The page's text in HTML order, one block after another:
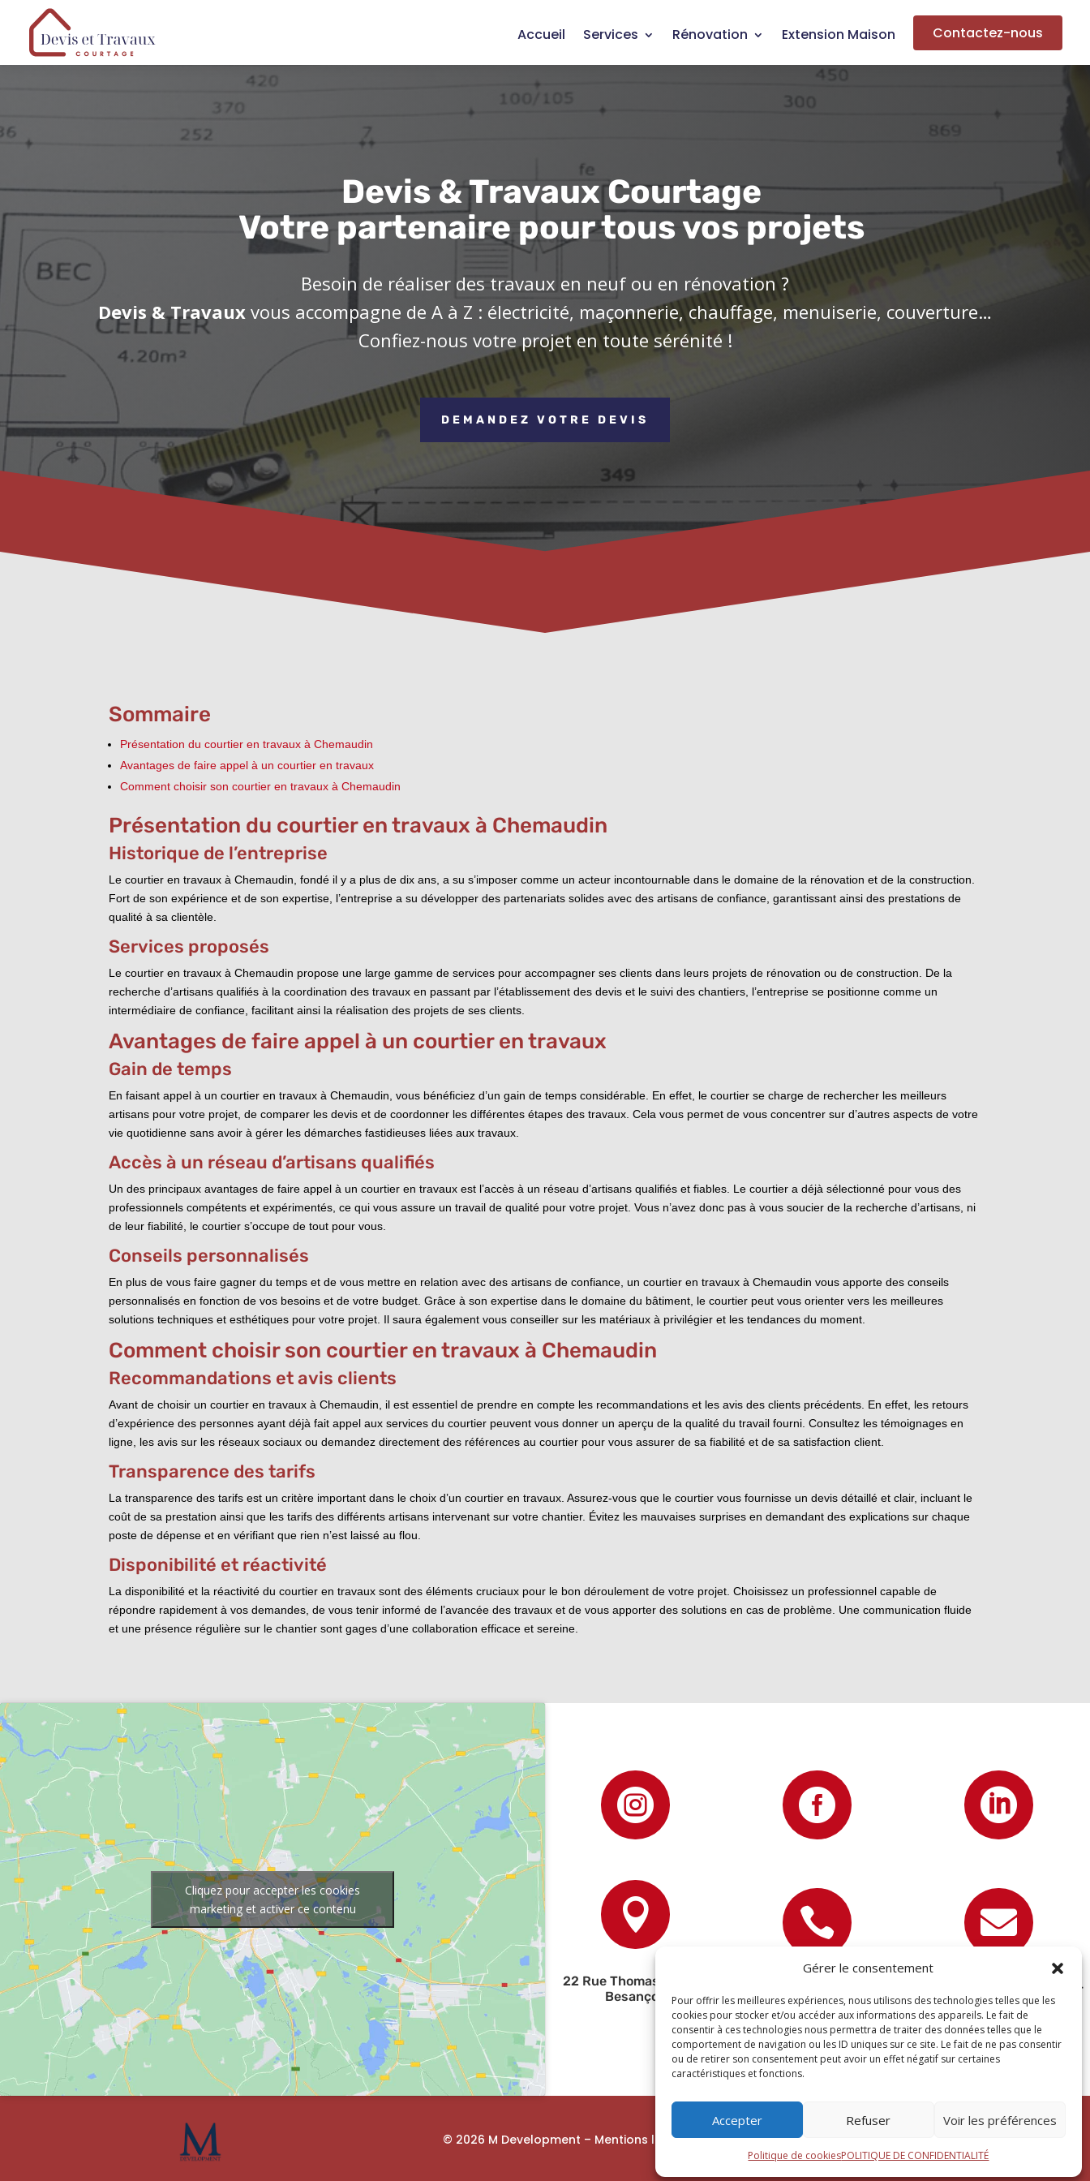
Gérer le consentement
Pour offrir les meilleures expériences, nous utilisons des technologies telles que les
cookies pour stocker et/ou accéder aux informations des appareils. Le fait de
consentir à ces technologies nous permettra de traiter des données telles que le
comportement de navigation ou les ID uniques sur ce site. Le fait de ne pas consentir
ou de retirer son consentement peut avoir un effet négatif sur certaines
caractéristiques et fonctions.
Accepter Refuser Voir les préférences
Politique de cookiesPOLITIQUE DE CONFIDENTIALITÉ
Accueil Services Rénovation Extension Maison Contactez-nous
Devis & Travaux Courtage
Votre partenaire pour tous vos projets
Besoin de réaliser des travaux en neuf ou en rénovation ?
Devis & Travaux vous accompagne de A à Z : électricité, maçonnerie, chauffage, menuiserie, couverture…
Confiez-nous votre projet en toute sérénité !
DEMANDEZ VOTRE DEVIS
Sommaire
Présentation du courtier en travaux à Chemaudin
Avantages de faire appel à un courtier en travaux
Comment choisir son courtier en travaux à Chemaudin
Présentation du courtier en travaux à Chemaudin
Historique de l’entreprise
Le courtier en travaux à Chemaudin, fondé il y a plus de dix ans, a su s’imposer comme un acteur incontournable dans le domaine de la rénovation et de la construction.
Fort de son expérience et de son expertise, l’entreprise a su développer des partenariats solides avec des artisans de confiance, garantissant ainsi des prestations de
qualité à sa clientèle.
Services proposés
Le courtier en travaux à Chemaudin propose une large gamme de services pour accompagner ses clients dans leurs projets de rénovation ou de construction. De la
recherche d’artisans qualifiés à la coordination des travaux en passant par l’établissement des devis et le suivi des chantiers, l’entreprise se positionne comme un
intermédiaire de confiance, facilitant ainsi la réalisation des projets de ses clients.
Avantages de faire appel à un courtier en travaux
Gain de temps
En faisant appel à un courtier en travaux à Chemaudin, vous bénéficiez d’un gain de temps considérable. En effet, le courtier se charge de rechercher les meilleurs
artisans pour votre projet, de comparer les devis et de coordonner les différentes étapes des travaux. Cela vous permet de vous concentrer sur d’autres aspects de votre
vie quotidienne sans avoir à gérer les démarches fastidieuses liées aux travaux.
Accès à un réseau d’artisans qualifiés
Un des principaux avantages de faire appel à un courtier en travaux est l’accès à un réseau d’artisans qualifiés et fiables. Le courtier a déjà sélectionné pour vous des
professionnels compétents et expérimentés, ce qui vous assure un travail de qualité pour votre projet. Vous n’avez donc pas à vous soucier de la recherche d’artisans, ni
de leur fiabilité, le courtier s’occupe de tout pour vous.
Conseils personnalisés
En plus de vous faire gagner du temps et de vous mettre en relation avec des artisans de confiance, un courtier en travaux à Chemaudin vous apporte des conseils
personnalisés en fonction de vos besoins et de votre budget. Grâce à son expertise dans le domaine du bâtiment, le courtier peut vous orienter vers les meilleures
solutions techniques et esthétiques pour votre projet. Il saura également vous conseiller sur les matériaux à privilégier et les tendances du moment.
Comment choisir son courtier en travaux à Chemaudin
Recommandations et avis clients
Avant de choisir un courtier en travaux à Chemaudin, il est essentiel de prendre en compte les recommandations et les avis des clients précédents. En effet, les retours
d’expérience des personnes ayant déjà fait appel aux services du courtier peuvent vous donner un aperçu de la qualité du travail fourni. Consultez les témoignages en
ligne, les avis sur les réseaux sociaux ou demandez directement des références au courtier pour vous assurer de sa fiabilité et de sa satisfaction client.
Transparence des tarifs
La transparence des tarifs est un critère important dans le choix d’un courtier en travaux. Assurez-vous que le courtier vous fournisse un devis détaillé et clair, incluant le
coût de sa prestation ainsi que les tarifs des différents artisans intervenant sur votre chantier. Évitez les mauvaises surprises en demandant des explications sur chaque
poste de dépense et en vérifiant que rien n’est laissé au flou.
Disponibilité et réactivité
La disponibilité et la réactivité du courtier en travaux sont des éléments cruciaux pour le bon déroulement de votre projet. Choisissez un professionnel capable de
répondre rapidement à vos demandes, de vous tenir informé de l’avancée des travaux et de vous apporter des solutions en cas de problème. Une communication fluide
et une présence régulière sur le chantier sont gages d’une collaboration efficace et sereine.
Cliquez pour accepter les cookies
marketing et activer ce contenu
  

22 Rue Thomas Edison,
Besançon
 
contact@devisettravaux.fr
© 2026 M Development – Mentions légales– Tous droits réservés –